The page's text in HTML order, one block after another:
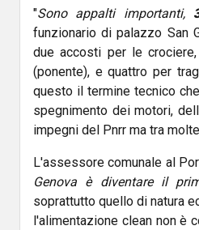
"Sono appalti importanti,
funzionario di palazzo San
due accosti per le
(ponente), e quattro per
questo il termine tecnico
spegnimento dei motori,
impegni del Pnrr ma tra
L'assessore comunale al
Genova è diventare il
soprattutto quello di natura
l'alimentazione clean non è